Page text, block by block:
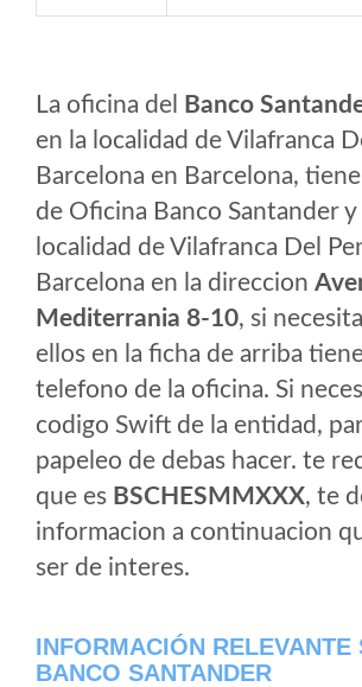
La oficina del Banco
en la localidad de Vilafranca
Barcelona en Barcelona,
de Oficina Banco Santander y
localidad de Vilafranca Del
Barcelona en la direccion
Mediterrania 8-10, si
ellos en la ficha de arriba
telefono de la oficina. Si
codigo Swift de la entidad,
papeleo de debas hacer. te
que es BSCHESMMXXX, te
informacion a continuacion
ser de interes.
INFORMACIÓN RELEVANTE
BANCO SANTANDER